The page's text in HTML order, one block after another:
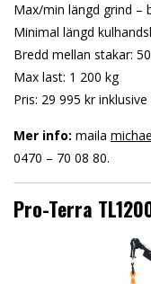
Max/min längd grind –
Minimal längd
Bredd mellan stakar:
Max last: 1 200 kg
Pris: 29 995 kr
Mer info: maila
0470 – 70 08 80.
Pro-Terra